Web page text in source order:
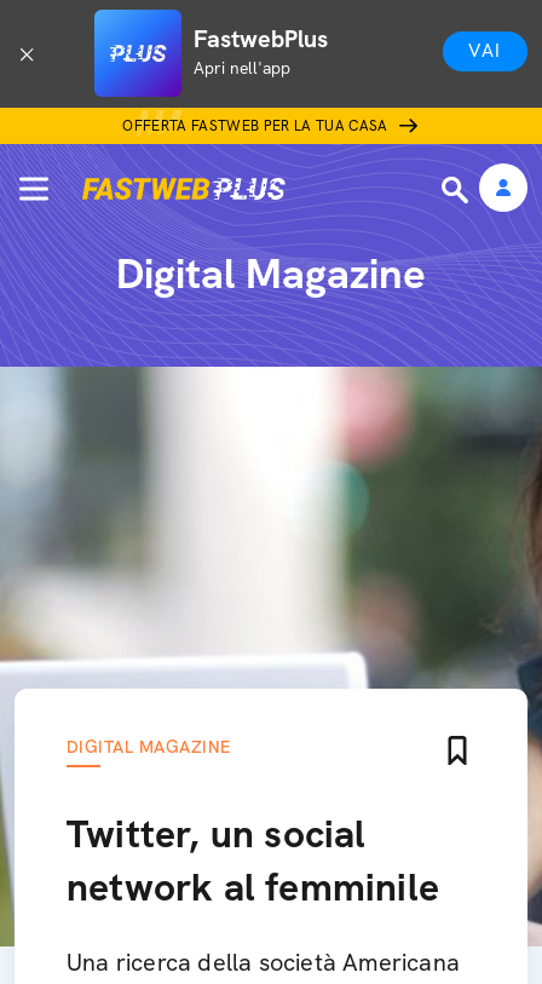
FastwebPlus
Apri nell'app
VAI
OFFERTA FASTWEB PER LA TUA CASA
Digital Magazine
DIGITAL MAGAZINE
Twitter, un social
network al femminile
Una ricerca della società Americana